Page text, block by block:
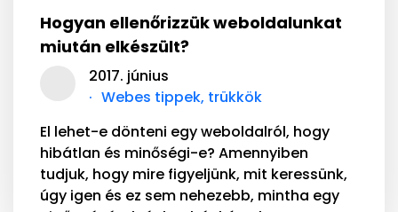
Hogyan ellenőrizzük weboldalunkat
miután elkészült?
2017. június
Webes tippek, trükkök
El lehet-e dönteni egy weboldalról, hogy
hibátlan és minőségi-e? Amennyiben
tudjuk, hogy mire figyeljünk, mit keressünk,
úgy igen és ez sem nehezebb, mintha egy